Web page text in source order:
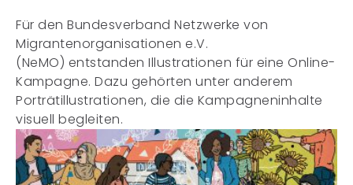
Für den Bundesverband Netzwerke von
Migrantenorganisationen e.V.
(NeMO) entstanden Illustrationen für eine Online-
Kampagne. Dazu gehörten unter anderem
Porträtillustrationen, die die Kampagneninhalte
visuell begleiten.